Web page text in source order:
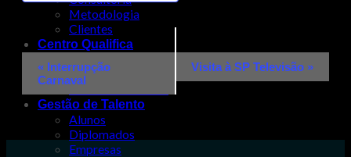
Metodologia
Clientes
Centro Qualifica
Certificação Escolar
Certificação Profissional
Fases do Processo
Gestão de Talento
Alunos
Diplomados
Empresas
Navegação
do
Evento
« Interrupção
Carnaval
Visita à SP Televisão »